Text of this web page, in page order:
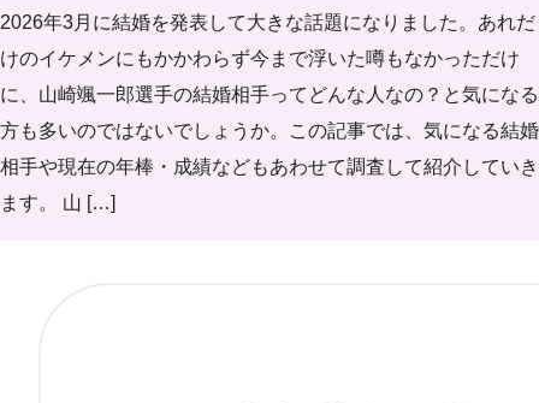
2026年3月に結婚を発表して大きな話題になりました。あれだ
けのイケメンにもかかわらず今まで浮いた噂もなかっただけ
に、山崎颯一郎選手の結婚相手ってどんな人なの？と気になる
方も多いのではないでしょうか。この記事では、気になる結婚
相手や現在の年棒・成績などもあわせて調査して紹介していき
ます。 山 […]